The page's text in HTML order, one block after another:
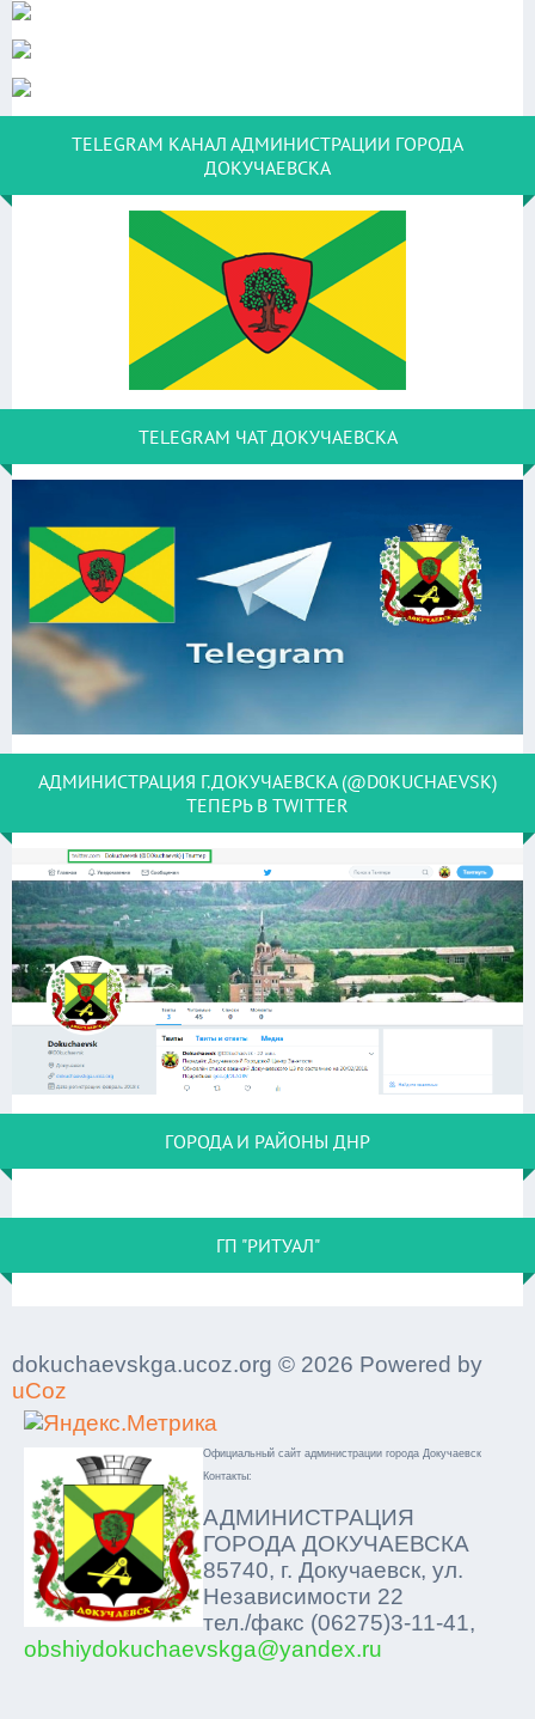
TELEGRAM КАНАЛ АДМИНИСТРАЦИИ ГОРОДА
ДОКУЧАЕВСКА
TELEGRAM ЧАТ ДОКУЧАЕВСКА
АДМИНИСТРАЦИЯ Г.ДОКУЧАЕВСКА (@D0KUCHAEVSK)
ТЕПЕРЬ В TWITTER
ГОРОДА И РАЙОНЫ ДНР
ГП "РИТУАЛ"
dokuchaevskga.ucoz.org © 2026 Powered by
uCoz
Официальный сайт администрации города Докучаевск
Контакты:
АДМИНИСТРАЦИЯ
ГОРОДА ДОКУЧАЕВСКА
85740, г. Докучаевск, ул.
Независимости 22
тел./факс (06275)3-11-41,
obshiydokuchaevskga@yandex.ru